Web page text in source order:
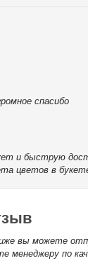
спасибо
и быструю
цветов в
вы можете
менеджеру по